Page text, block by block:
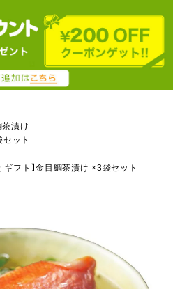
漬け
セット
ギフト】金目鯛茶漬け ×3袋セット